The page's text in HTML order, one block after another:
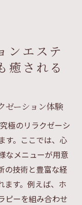
ンエステ
癒される
ゼーション体験
極のリラクゼーシ
す。ここでは、心
なメニューが用意
の技術と豊富な経
ます。例えば、ホ
ピーを組み合わせ